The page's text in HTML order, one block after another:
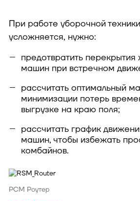
При работе уборочной
усложняется, нужно:
предотвратить перекрытия
машин при встречном
рассчитать оптимальный
минимизации потерь
выгрузке на краю поля;
рассчитать график
машин, чтобы избежать
комбайнов.
РСМ Роутер